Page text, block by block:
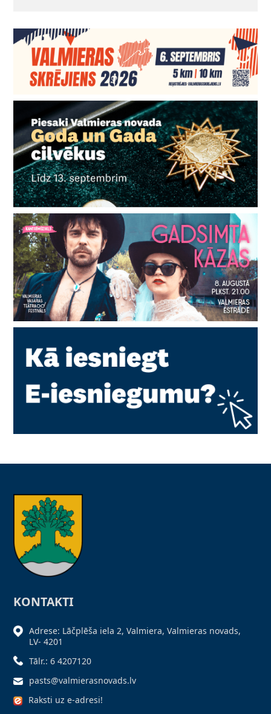
KONTAKTI
Adrese: Lāčplēša iela 2, Valmiera, Valmieras novads,
LV- 4201
Tālr.: 6 4207120
pasts@valmierasnovads.lv
Raksti uz e-adresi!